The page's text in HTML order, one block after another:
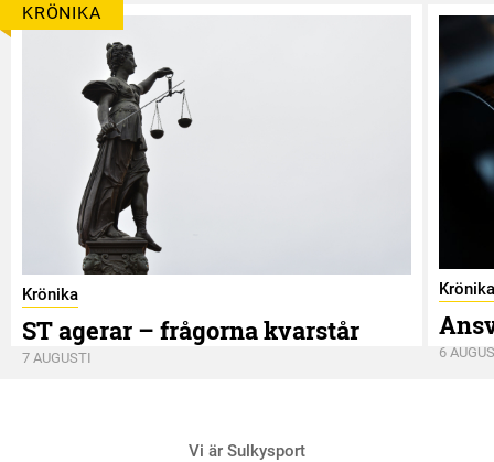
KRÖNIKA
Krönika
ST agerar – frågorna kvarstår
7 AUGUSTI
Krönika
6
Vi är Sulkysport